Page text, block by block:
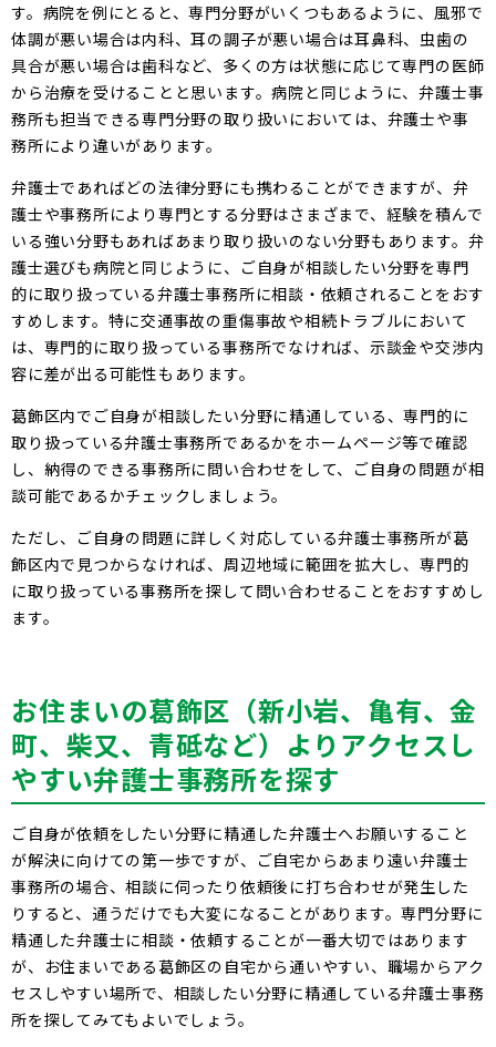
す。病院を例にとると、専門分野がいくつもあるように、風邪で
体調が悪い場合は内科、耳の調子が悪い場合は耳鼻科、虫歯の
具合が悪い場合は歯科など、多くの方は状態に応じて専門の医師
から治療を受けることと思います。病院と同じように、弁護士事
務所も担当できる専門分野の取り扱いにおいては、弁護士や事
務所により違いがあります。
弁護士であればどの法律分野にも携わることができますが、弁
護士や事務所により専門とする分野はさまざまで、経験を積んで
いる強い分野もあればあまり取り扱いのない分野もあります。弁
護士選びも病院と同じように、ご自身が相談したい分野を専門
的に取り扱っている弁護士事務所に相談・依頼されることをおす
すめします。特に交通事故の重傷事故や相続トラブルにおいて
は、専門的に取り扱っている事務所でなければ、示談金や交渉内
容に差が出る可能性もあります。
葛飾区内でご自身が相談したい分野に精通している、専門的に
取り扱っている弁護士事務所であるかをホームページ等で確認
し、納得のできる事務所に問い合わせをして、ご自身の問題が相
談可能であるかチェックしましょう。
ただし、ご自身の問題に詳しく対応している弁護士事務所が葛
飾区内で見つからなければ、周辺地域に範囲を拡大し、専門的
に取り扱っている事務所を探して問い合わせることをおすすめし
ます。
お住まいの葛飾区（新小岩、亀有、金
町、柴又、青砥など）よりアクセスし
やすい弁護士事務所を探す
ご自身が依頼をしたい分野に精通した弁護士へお願いすること
が解決に向けての第一歩ですが、ご自宅からあまり遠い弁護士
事務所の場合、相談に伺ったり依頼後に打ち合わせが発生した
りすると、通うだけでも大変になることがあります。専門分野に
精通した弁護士に相談・依頼することが一番大切ではあります
が、お住まいである葛飾区の自宅から通いやすい、職場からアク
セスしやすい場所で、相談したい分野に精通している弁護士事務
所を探してみてもよいでしょう。